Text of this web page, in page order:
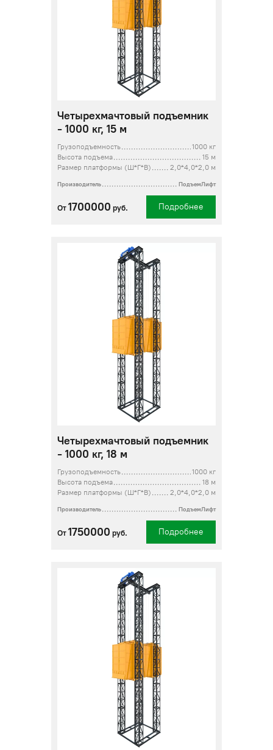
Четырехмачтовый подъемник
- 1000 кг, 15 м
Грузоподъемность
1000 кг
Высота подъема
15 м
Размер платформы (Ш*Г*В)
2,0*4,0*2,0 м
Производитель ПодъемЛифт
От 1700000 руб. Подробнее
Четырехмачтовый подъемник
- 1000 кг, 18 м
Грузоподъемность
1000 кг
Высота подъема
18 м
Размер платформы (Ш*Г*В)
2,0*4,0*2,0 м
Производитель ПодъемЛифт
От 1750000 руб. Подробнее